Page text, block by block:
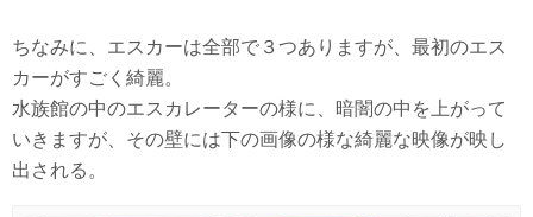
ちなみに、エスカーは全部で３つありますが、最初のエス
カーがすごく綺麗。
水族館の中のエスカレーターの様に、暗闇の中を上がって
いきますが、その壁には下の画像の様な綺麗な映像が映し
出される。